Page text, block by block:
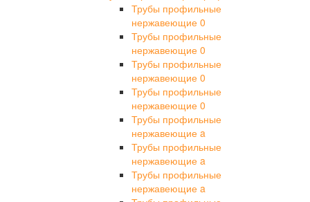
Трубы профильные
нержавеющие 0
Трубы профильные
нержавеющие 0
Трубы профильные
нержавеющие 0
Трубы профильные
нержавеющие 0
Трубы профильные
нержавеющие a
Трубы профильные
нержавеющие a
Трубы профильные
нержавеющие a